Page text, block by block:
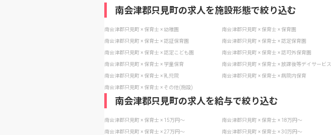
南会津郡只見町の求人を施設形態で絞り込む
南会津郡只見町 × 保育士 × 幼稚園 南会津郡只見町 × 保育士 × 保育園
南会津郡只見町 × 保育士 × 認証保育園 南会津郡只見町 × 保育士 × 認定保育園
南会津郡只見町 × 保育士 × 認定こども園 南会津郡只見町 × 保育士 × 認可外保育園
南会津郡只見町 × 保育士 × 学童保育 南会津郡只見町 × 保育士 × 放課後等デイサービス
南会津郡只見町 × 保育士 × 乳児院 南会津郡只見町 × 保育士 × 病院内保育
南会津郡只見町 × 保育士 × その他(施設)
南会津郡只見町の求人を給与で絞り込む
南会津郡只見町 × 保育士 × 15万円〜 南会津郡只見町 × 保育士 × 18万円〜
南会津郡只見町 × 保育士 × 27万円〜 南会津郡只見町 × 保育士 × 30万円〜